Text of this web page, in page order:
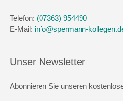
Telefon: (07363) 954490
E-Mail: info@spermann-
Unser Newsletter
Abonnieren Sie unseren